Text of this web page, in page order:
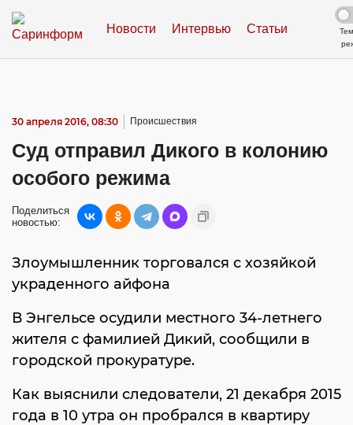
Новости Интервью Статьи
30 апреля 2016, 08:30 Происшествия
Суд отправил Дикого в колонию
особого режима
Поделиться
новостью:
Злоумышленник торговался с хозяйкой
украденного айфона
В Энгельсе осудили местного 34-летнего
жителя с фамилией Дикий, сообщили в
городской прокуратуре.
Как выяснили следователи, 21 декабря 2015
года в 10 утра он пробрался в квартиру